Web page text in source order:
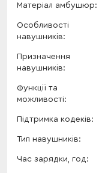
Матеріал амбушюр
Особливості
навушників
Призначення
навушників
Функції та
можливості
Підтримка кодеків
Тип навушників
Час зарядки, год